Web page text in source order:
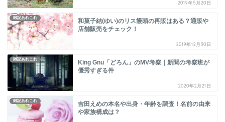
2019年5月20日
雑記あれこれ
和菓子結(ゆい)のリス饅頭の再販はある？通販や
店舗販売をチェック！
2019年12月30日
雑記あれこれ
King Gnu「どろん」のMV考察｜新聞の考察班が
優秀すぎる件
2020年2月21日
雑記あれこれ
吉田えめの本名や出身・年齢を調査！名前の由来
や家族構成は？